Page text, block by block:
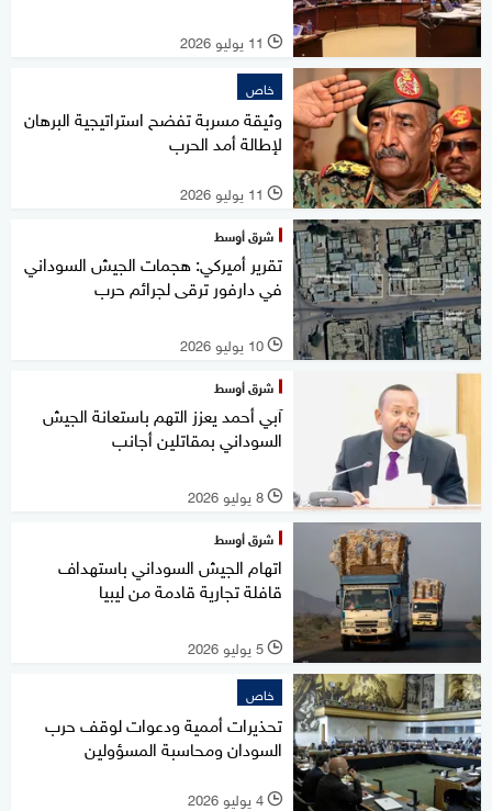
l 11 يوليو 2026
خاص
وثيقة مسربة تفضح استراتيجية البرهان
لإطالة أمد الحرب
l 11 يوليو 2026
شرق أوسط
تقرير أميركي: هجمات الجيش السوداني
في دارفور ترقى لجرائم حرب
l 10 يوليو 2026
شرق أوسط
آبي أحمد يعزز التهم باستعانة الجيش
السوداني بمقاتلين أجانب
l 8 يوليو 2026
شرق أوسط
اتهام الجيش السوداني باستهداف
قافلة تجارية قادمة من ليبيا
l 5 يوليو 2026
خاص
تحذيرات أممية ودعوات لوقف حرب
السودان ومحاسبة المسؤولين
l 4 يوليو 2026